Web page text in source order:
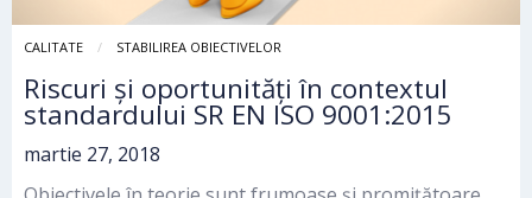
CALITATE STABILIREA OBIECTIVELOR
Riscuri și oportunități în contextul
standardului SR EN ISO 9001:2015
martie 27, 2018